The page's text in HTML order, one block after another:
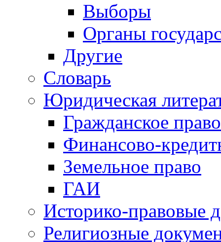
Выборы
Органы
Другие
Словарь
Юридическая
Гражданское право
Финансово-
Земельное право
ГАИ
Историко-правовые
Религиозные